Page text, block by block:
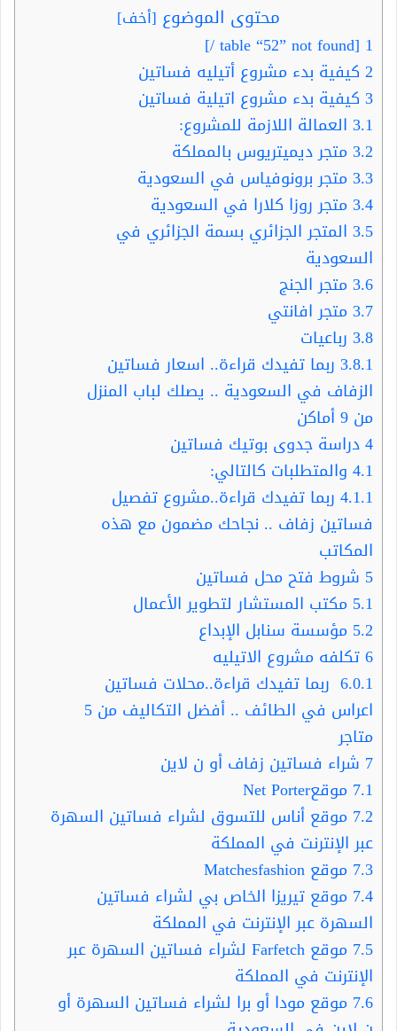
محتوى الموضوع [أخف]
1
[table “52” not found /]
2 كيفية بدء مشروع أتيليه فساتين
3 كيفية بدء مشروع اتيلية فساتين
3.1 العمالة اللازمة للمشروع:
3.2متجر ديميتريوس بالمملكة
3.3متجر برونوفياس في السعودية
3.4متجر روزا كلارا في السعودية
3.5 المتجر الجزائري بسمة الجزائري في
السعودية
3.6متجر الجنج
3.7متجر افانتي
3.8 رباعيات
3.8.1 ربما تفيدك قراءة.. اسعار فساتين
الزفاف في السعودية .. يصلك لباب المنزل
من 9 أماكن
4دراسة جدوى بوتيك فساتين
4.1 والمتطلبات كالتالي:
4.1.1 ربما تفيدك قراءة..مشروع تفصيل
فساتين زفاف .. نجاحك مضمون مع هذه
المكاتب
5 شروط فتح محل فساتين
5.1 مكتب المستشار لتطوير الأعمال
5.2 مؤسسة سنابل الإبداع
6تكلفه مشروع الاتيليه
6.0.1 ربما تفيدك قراءة..محلات فساتين
اعراس في الطائف .. أفضل التكاليف من 5
متاجر
7 شراء فساتين زفاف أو ن لاين
7.1 موقعNet Porter
7.2 موقع أناس للتسوق لشراء فساتين السهرة
عبر الإنترنت في المملكة
7.3 موقع Matchesfashion
7.4 موقع تيريزا الخاص بي لشراء فساتين
السهرة عبر الإنترنت في المملكة
7.5
موقع Farfetch لشراء فساتين السهرة عبر
الإنترنت في المملكة
7.6 موقع مودا أو برا لشراء فساتين السهرة أو